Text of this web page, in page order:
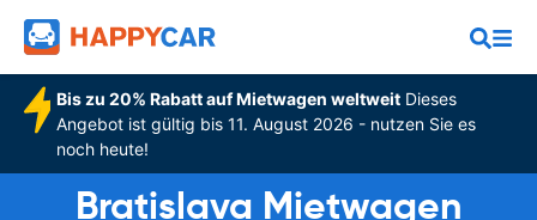
Bis zu 20% Rabatt auf Mietwagen weltweitDieses
Angebot ist gültig bis 11. August 2026 - nutzen Sie es
noch heute!
Bratislava Mietwagen